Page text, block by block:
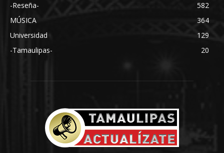
-Reseña-
582
MÚSICA
364
Universidad
129
-Tamaulipas-
20